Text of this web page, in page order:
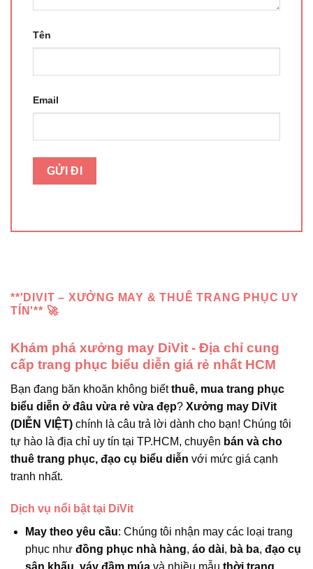
Tên
Email
**'DIVIT – XƯỞNG MAY & THUÊ TRANG PHỤC UY
TÍN'** 🚀
Khám phá xưởng may DiVit - Địa chỉ cung
cấp trang phục biểu diễn giá rẻ nhất HCM
Bạn đang băn khoăn không biếtthuê, mua trang phục
biểu diễn ở đâu vừa rẻ vừa đẹp? Xưởng may DiVit
(DIỄN VIỆT) chính là câu trả lời dành cho bạn! Chúng tôi
tự hào là địa chỉ uy tín tại TP.HCM, chuyên bán và cho
thuê trang phục, đạo cụ biểu diễn với mức giá cạnh
tranh nhất.
Dịch vụ nổi bật tại DiVit
May theo yêu cầu: Chúng tôi nhận may các loại trang
phục như đồng phục nhà hàng, áo dài, bà ba, đạo cụ
sân khấu váy đầm múa và nhiều mẫu thời trang